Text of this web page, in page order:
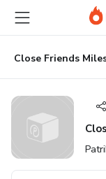
para
conteúdo
principal
para
pagamento
para
rodapé
Close Friends